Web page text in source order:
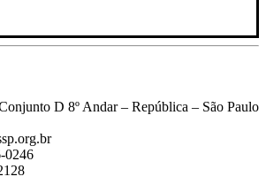
D 8º Andar – República – São Paulo
0246